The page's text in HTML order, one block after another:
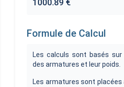
1000.89 €
Formule de Calcul
Les calculs sont basés
des armatures et leur poids.
Les armatures sont